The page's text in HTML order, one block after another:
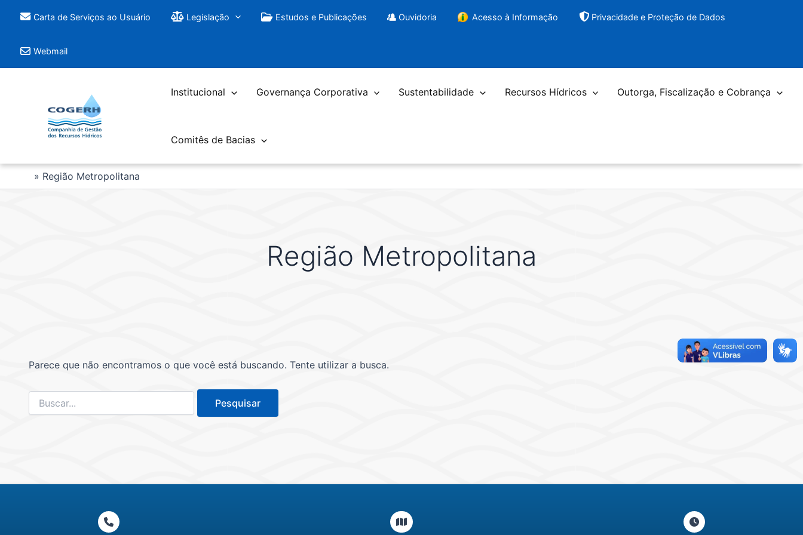
conteúdo
Carta de Serviços ao Usuário Legislação Estudos e Publicações Ouvidoria Acesso à Informação Privacidade e Proteção de Dados
Webmail
Institucional Governança Corporativa Sustentabilidade Recursos Hídricos Outorga, Fiscalização e Cobrança
Comitês de Bacias
Região Metropolitana
Região Metropolitana
Parece que não encontramos o que você está buscando. Tente utilizar a busca.
Pesquisar
por: